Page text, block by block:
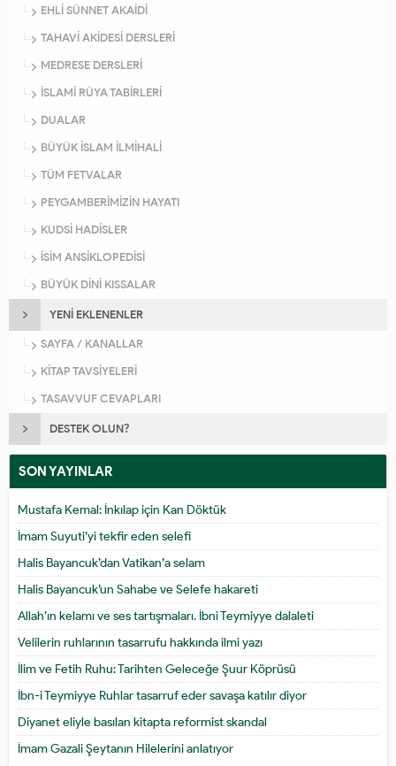
EHLİ SÜNNET AKAİDİ
TAHAVİ AKİDESİ DERSLERİ
MEDRESE DERSLERİ
İSLAMİ RÜYA TABİRLERİ
DUALAR
BÜYÜK İSLAM İLMİHALİ
TÜM FETVALAR
PEYGAMBERİMİZİN HAYATI
KUDSİ HADİSLER
İSİM ANSİKLOPEDİSİ
BÜYÜK DİNİ KISSALAR
YENİ EKLENENLER
SAYFA / KANALLAR
KİTAP TAVSİYELERİ
TASAVVUF CEVAPLARI
DESTEK OLUN?
SON YAYINLAR
Mustafa Kemal: İnkılap için Kan Döktük
İmam Suyuti’yi tekfir eden selefi
Halis Bayancuk’dan Vatikan’a selam
Halis Bayancuk’un Sahabe ve Selefe hakareti
Allah’ın kelamı ve ses tartışmaları. İbni Teymiyye dalaleti
Velilerin ruhlarının tasarrufu hakkında ilmi yazı
İlim ve Fetih Ruhu: Tarihten Geleceğe Şuur Köprüsü
İbn-i Teymiyye Ruhlar tasarruf eder savaşa katılır diyor
Diyanet eliyle basılan kitapta reformist skandal
İmam Gazali Şeytanın Hilelerini anlatıyor